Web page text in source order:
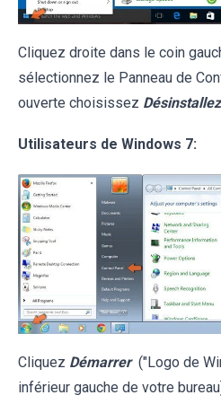
Cliquez droite dans le coin
sélectionnez le Panneau de
ouverte choisissez
Utilisateurs de Windows 7:
Cliquez Démarrer ("Logo de
inférieur gauche de votre